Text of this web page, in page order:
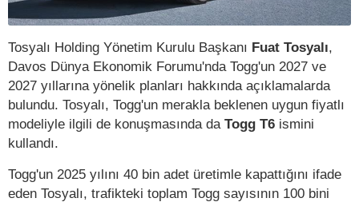
Tosyalı Holding Yönetim Kurulu Başkanı Fuat Tosyalı,
Davos Dünya Ekonomik Forumu'nda Togg'un 2027 ve
2027 yıllarına yönelik planları hakkında açıklamalarda
bulundu. Tosyalı, Togg'un merakla beklenen uygun fiyatlı
modeliyle ilgili de konuşmasında da Togg T6 ismini
kullandı.
Togg'un 2025 yılını 40 bin adet üretimle kapattığını ifade
eden Tosyalı, trafikteki toplam Togg sayısının 100 bini